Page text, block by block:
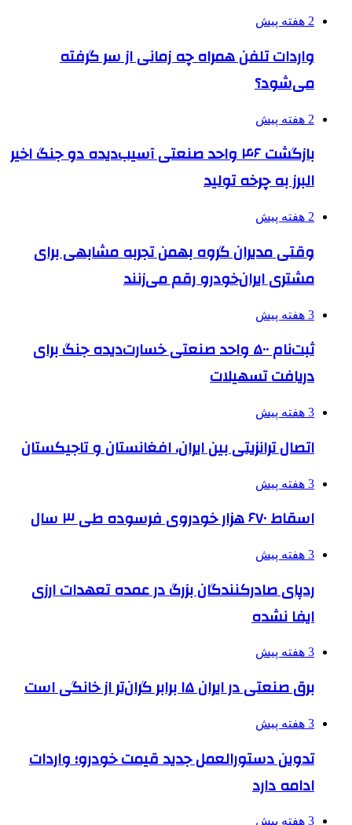
2 هفته پیش
واردات تلفن همراه چه زمانی از سر گرفته
می‌شود؟
2 هفته پیش
بازگشت ۴۶ واحد صنعتی آسیب‌دیده دو جنگ اخیر
البرز به چرخه تولید
2 هفته پیش
وقتی مدیران گروه بهمن تجربه مشابهی برای
مشتری ایران‌خودرو رقم می‌زنند
3 هفته پیش
ثبت‌نام ۵۰۰ واحد صنعتی خسارت‌دیده جنگ برای
دریافت تسهیلات
3 هفته پیش
اتصال ترانزیتی بین ایران، افغانستان و تاجیکستان
3 هفته پیش
اسقاط ۶۷۰ هزار خودروی فرسوده طی ۳ سال
3 هفته پیش
ردپای صادرکنندگان بزرگ در عمده تعهدات ارزی
ایفا نشده
3 هفته پیش
برق صنعتی در ایران ۱۵ برابر گران‌تر از خانگی است
3 هفته پیش
تدوین دستورالعمل جدید قیمت خودرو؛ واردات
ادامه دارد
3 هفته پیش